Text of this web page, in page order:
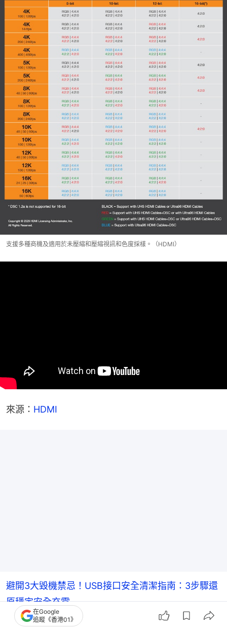
支援多種商機及適用於未壓縮和壓縮視訊和色度採樣。（HDMI）
來源： HDMI
避開3大毀機禁忌！USB接口安全清潔指南：3步驟還
原穩定安全充電
在Google
追蹤《香港01》